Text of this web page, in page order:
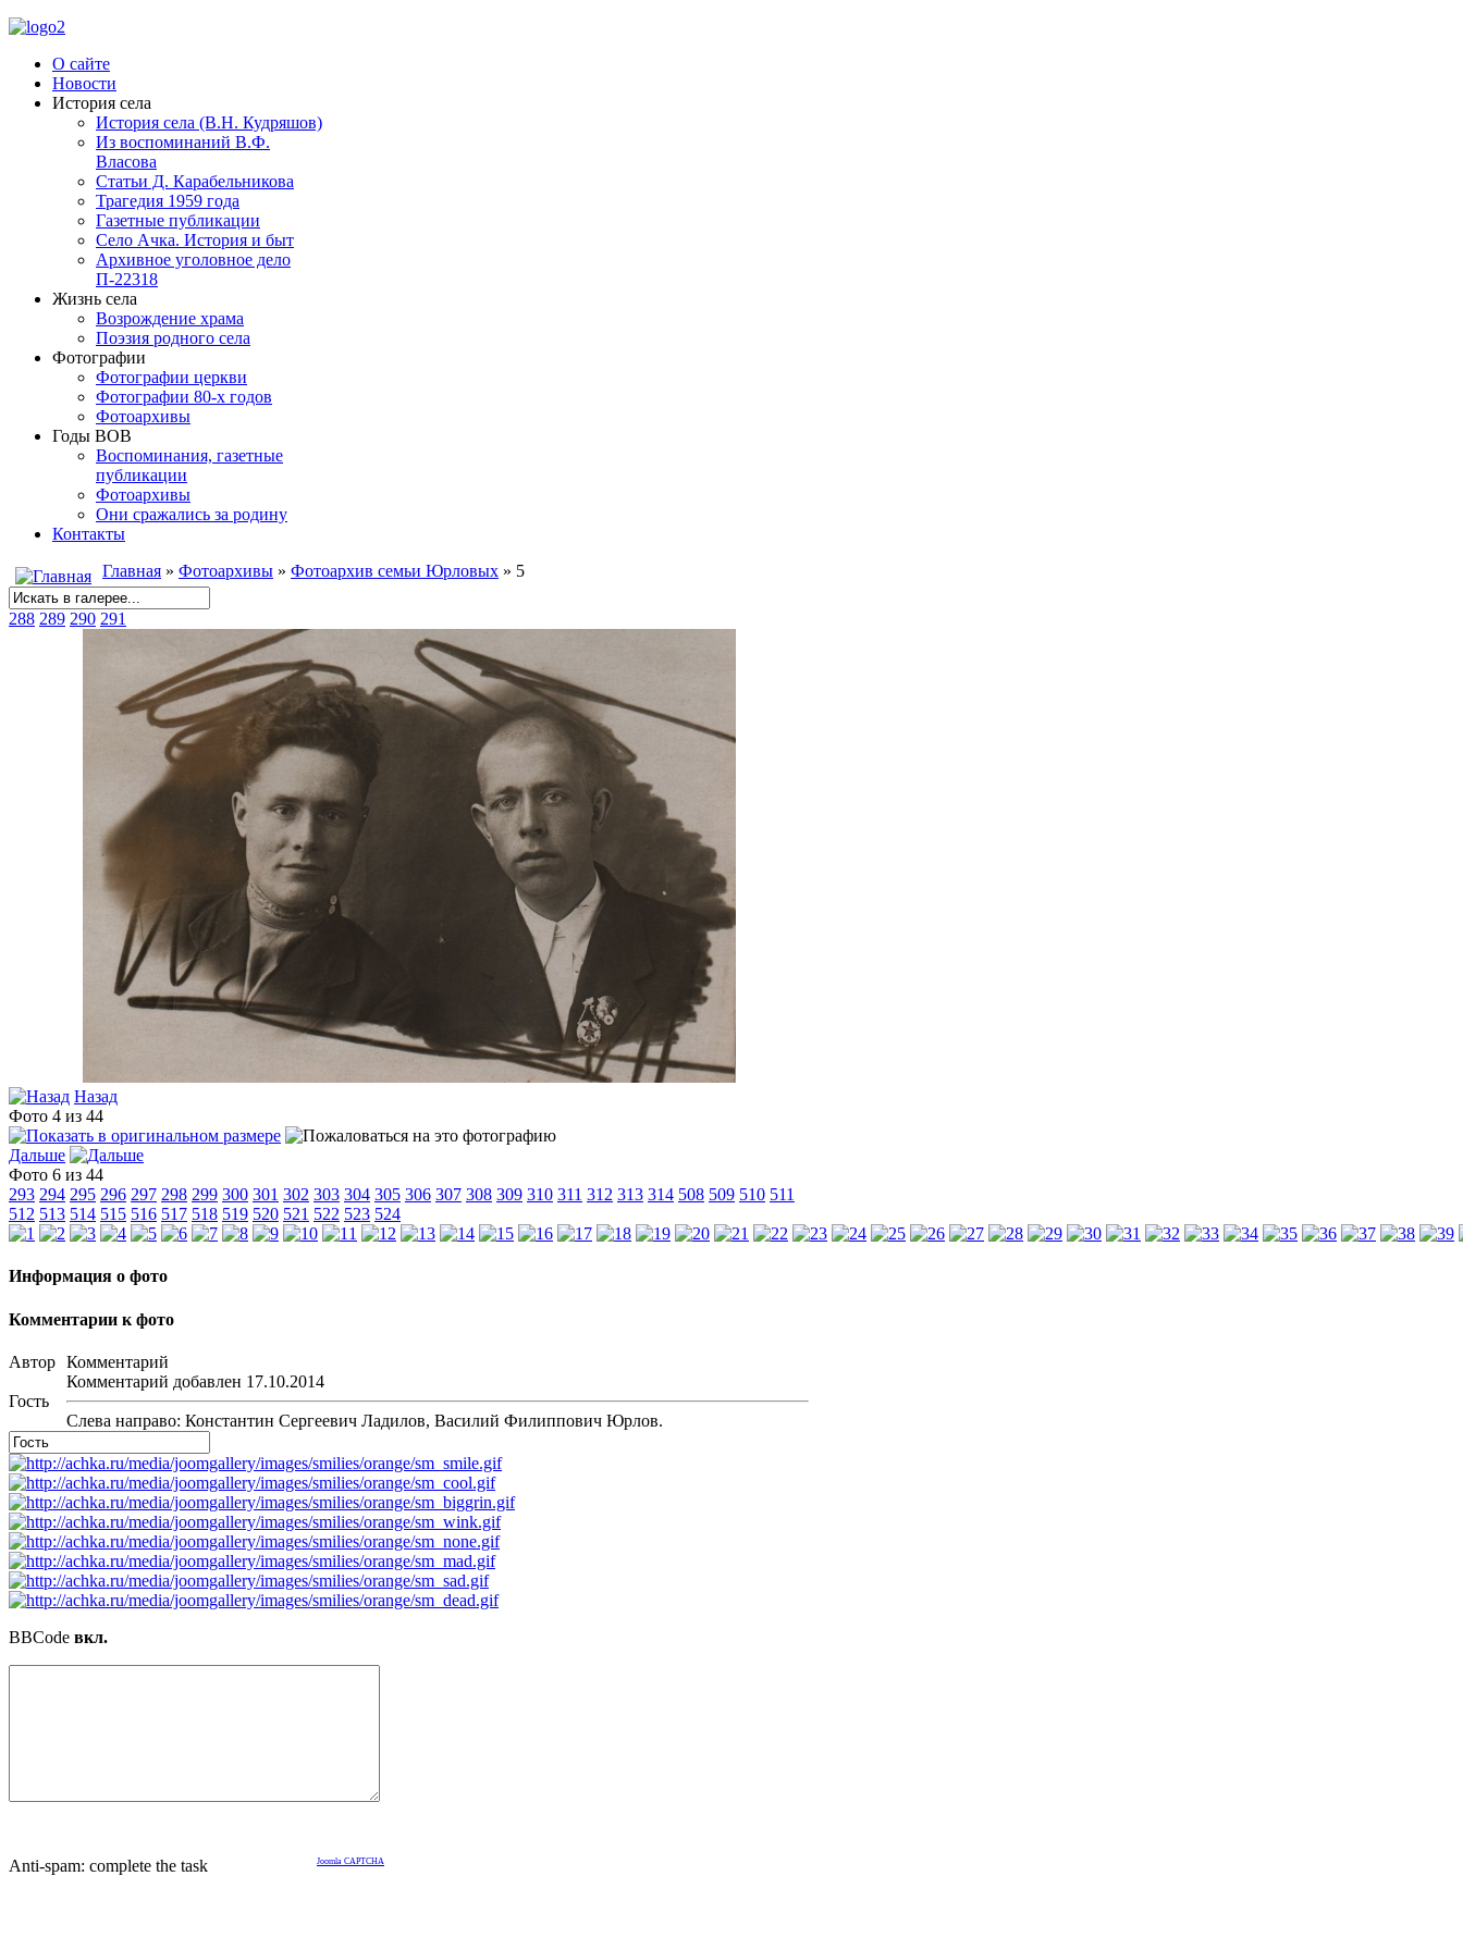
О сайте
Новости
История села
История села (В.Н. Кудряшов)
Из воспоминаний В.Ф.
Власова
Статьи Д. Карабельникова
Трагедия 1959 года
Газетные публикации
Село Ачка. История и быт
Архивное уголовное дело
П-22318
Жизнь села
Возрождение храма
Поэзия родного села
Фотографии
Фотографии церкви
Фотографии 80-х годов
Фотоархивы
Годы ВОВ
Воспоминания, газетные
публикации
Фотоархивы
Они сражались за родину
Контакты
Главная » Фотоархивы » Фотоархив семьи Юрловых » 5
288 289 290 291
Назад
Фото 4 из 44
Дальше
Фото 6 из 44
293 294 295 296 297 298 299 300 301 302 303 304 305 306 307 308 309 310 311 312 313 314 508 509 510 511
512 513 514 515 516 517 518 519 520 521 522 523 524
Информация о фото
Комментарии к фото
Автор Комментарий
Гость
Комментарий добавлен 17.10.2014
Слева направо: Константин Сергеевич Ладилов, Василий Филиппович Юрлов.
BBCode вкл.
Anti-spam: complete the task Joomla CAPTCHA